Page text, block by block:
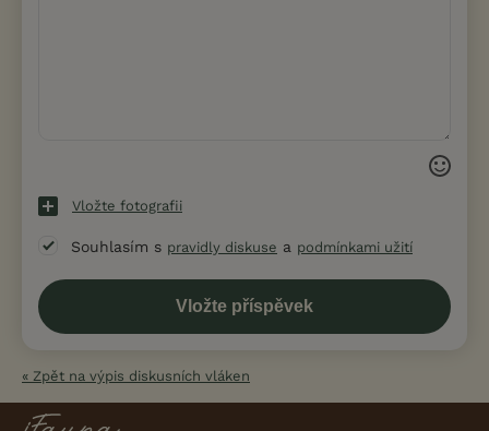
Vložte fotografii
Souhlasím s pravidly diskuse a podmínkami užití
« Zpět na výpis diskusních vláken